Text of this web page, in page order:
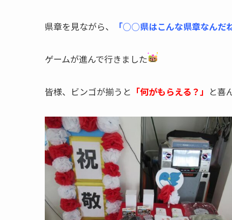
県章を見ながら、 「○○県はこんな県章なんだね
ゲームが進んで行きました
皆様、ビンゴが揃うと 「何がもらえる？」 と喜